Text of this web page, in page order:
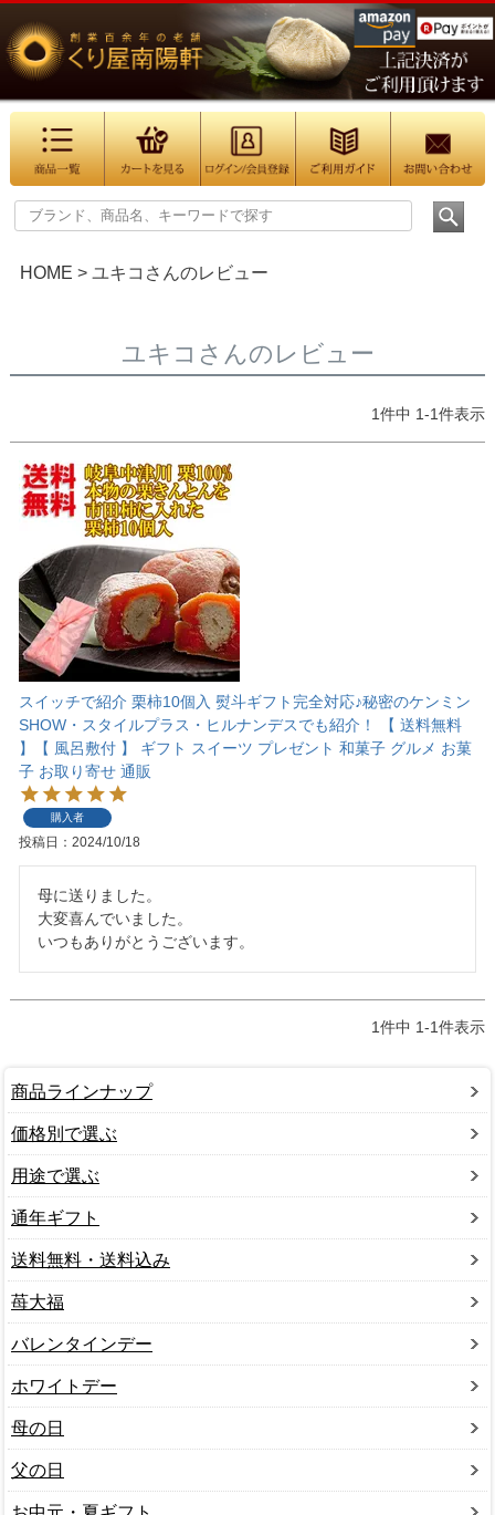
HOME ユキコさんのレビュー
ユキコさんのレビュー
1件中 1-1件表示
スイッチで紹介 栗柿10個入 熨斗ギフト完全対応♪秘密のケンミン
SHOW・スタイルプラス・ヒルナンデスでも紹介！ 【 送料無料
】【 風呂敷付 】 ギフト スイーツ プレゼント 和菓子 グルメ お菓
子 お取り寄せ 通販
購入者
投稿日 2024/10/18
母に送りました。
大変喜んでいました。
いつもありがとうございます。
1件中 1-1件表示
商品ラインナップ
価格別で選ぶ
用途で選ぶ
通年ギフト
送料無料・送料込み
苺大福
バレンタインデー
ホワイトデー
母の日
父の日